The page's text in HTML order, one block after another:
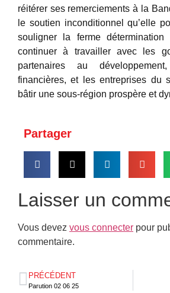
réitérer ses remerciements à la
le soutien inconditionnel qu’elle
souligner la ferme
continuer à travailler avec les
partenaires au
financières, et les entreprises du
bâtir une sous-région prospère et
Partager
Laisser un
Vous devez vous connecter pour
commentaire.
PRÉCÉDENT
Parution 02 06 25